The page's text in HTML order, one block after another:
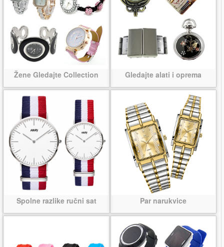
Žene Gledajte Collection Gledajte alati i oprema
Spolne razlike ručni sat Par narukvice